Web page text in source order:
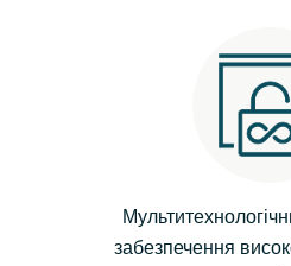
забезпечення